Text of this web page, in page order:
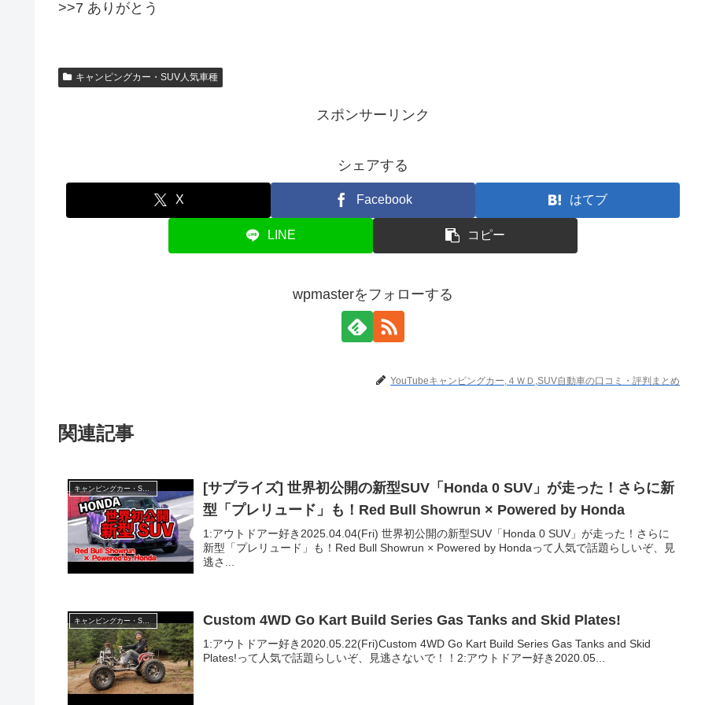
>>7 ありがとう
キャンピングカー・SUV人気車種
スポンサーリンク
シェアする
X Facebook はてブ
LINE コピー
wpmasterをフォローする
YouTubeキャンピングカー,４ＷＤ,SUV自動車の口コミ・評判まとめ
関連記事
[サプライズ] 世界初公開の新型SUV「Honda 0 SUV」が走った！さらに新
型「プレリュード」も！Red Bull Showrun × Powered by Honda
1:アウトドアー好き2025.04.04(Fri) 世界初公開の新型SUV「Honda 0 SUV」が走った！さらに
新型「プレリュード」も！Red Bull Showrun × Powered by Hondaって人気で話題らしいぞ、見
逃さ...
キャンピングカー・SUV人気車種 Custom 4WD Go Kart Build Series Gas Tanks and Skid Plates!
1:アウトドアー好き2020.05.22(Fri)Custom 4WD Go Kart Build Series Gas Tanks and Skid
Plates!って人気で話題らしいぞ、見逃さないで！！2:アウトドアー好き2020.05...